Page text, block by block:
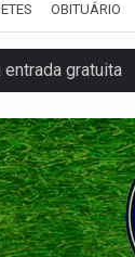
OBITUÁRIO
gratuita